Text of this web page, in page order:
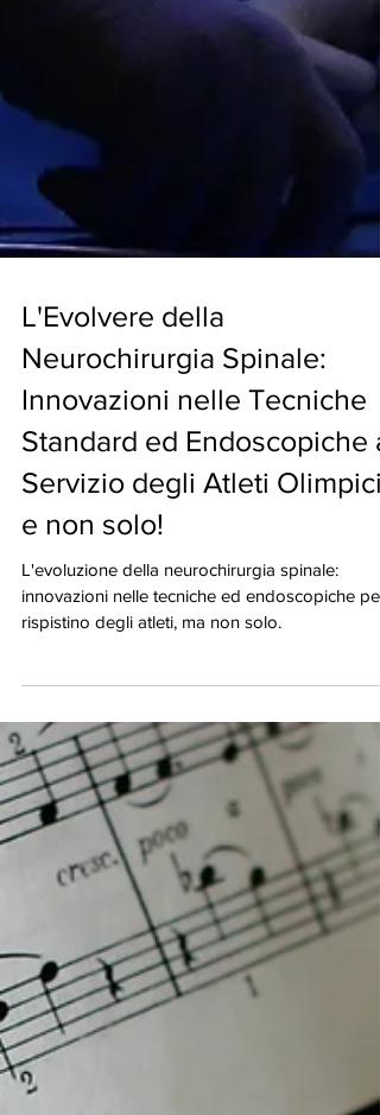
L'Evolvere della
Neurochirurgia Spinale:
Innovazioni nelle Tecniche
Standard ed Endoscopiche al
Servizio degli Atleti Olimpici
e non solo!